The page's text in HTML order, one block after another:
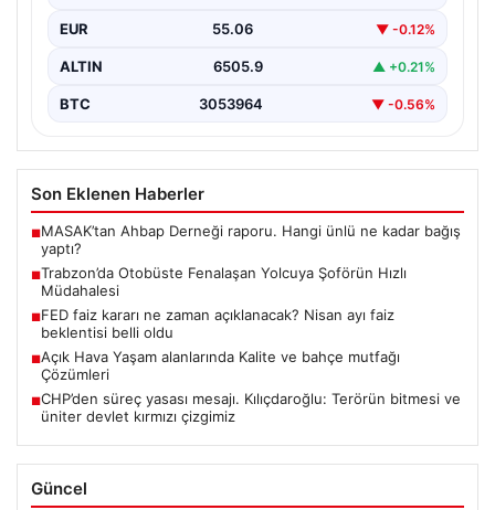
Erdoğan’ın…
EUR 55.06 ▼ -0.12%
ALTIN 6505.9 ▲ +0.21%
BTC 3053964 ▼ -0.56%
Son Eklenen Haberler
■MASAK’tan Ahbap Derneği raporu. Hangi ünlü ne kadar bağış
yaptı?
■Trabzon’da Otobüste Fenalaşan Yolcuya Şoförün Hızlı
Müdahalesi
■FED faiz kararı ne zaman açıklanacak? Nisan ayı faiz
beklentisi belli oldu
■Açık Hava Yaşam alanlarında Kalite ve bahçe mutfağı
Çözümleri
■CHP’den süreç yasası mesajı. Kılıçdaroğlu: Terörün bitmesi ve
üniter devlet kırmızı çizgimiz
Güncel